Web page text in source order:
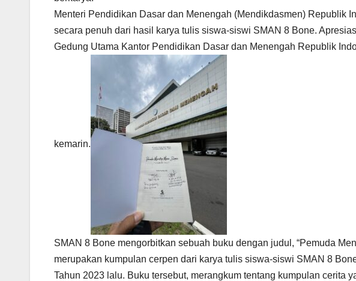
Menteri Pendidikan Dasar dan Menengah (Mendikdasmen) Republik
secara penuh dari hasil karya tulis siswa-siswi SMAN 8 Bone.
Gedung Utama Kantor Pendidikan Dasar dan Menengah Republik
kemarin.
SMAN 8 Bone mengorbitkan sebuah buku dengan judul, “Pemuda
merupakan kumpulan cerpen dari karya tulis siswa-siswi SMAN 8
Tahun 2023 lalu. Buku tersebut, merangkum tentang kumpulan cerita